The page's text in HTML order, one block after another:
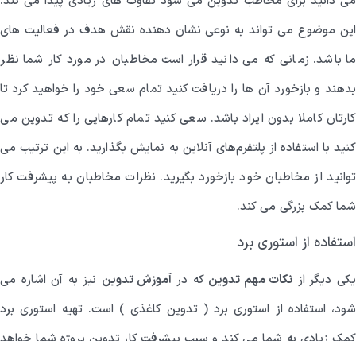
این موضوع می تواند به نوعی نشان دهنده نقش هدف در فعالیت های
ما باشد. زمانی که می دانید قرار است مخاطبان در مورد کار شما نظر
بدهند و بازخورد آن ها را دریافت کنید تمام سعی خود را خواهید کرد تا
کارتان کاملا بدون ایراد باشد. سعی کنید تمام کارهایی را که تدوین می
کنید با استفاده از پلتفرم‌های آنلاین به نمایش بگذارید. به این ترتیب می
توانید از مخاطبان خود بازخورد بگیرید. نظرات مخاطبان به پیشرفت کار
شما کمک بزرگی می کند.
استفاده از استوری برد
یکی دیگر از نکات مهم تدوین که در آموزش تدوین نیز به آن اشاره می
شود، استفاده از استوری برد ( تدوین کاغذی ) است. تهیه استوری برد